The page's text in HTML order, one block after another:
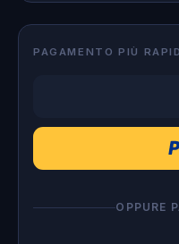
PAGAMENTO PIÙ
OPPURE